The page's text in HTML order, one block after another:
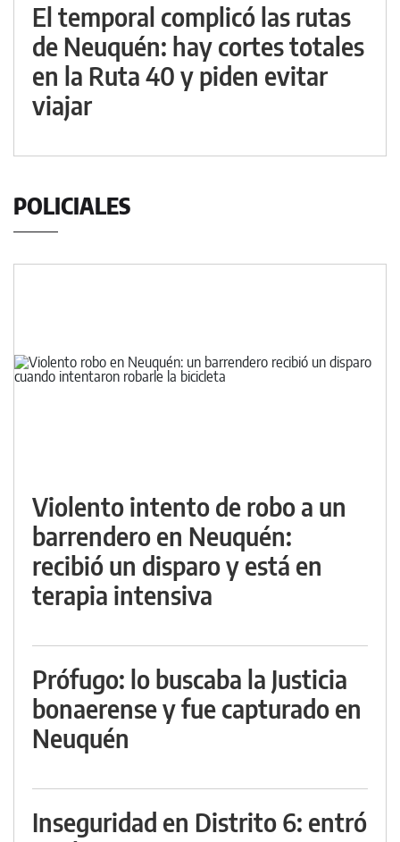
El temporal complicó las rutas
de Neuquén: hay cortes totales
en la Ruta 40 y piden evitar
viajar
POLICIALES
Violento intento de robo a un
barrendero en Neuquén:
recibió un disparo y está en
terapia intensiva
Prófugo: lo buscaba la Justicia
bonaerense y fue capturado en
Neuquén
Inseguridad en Distrito 6: entró